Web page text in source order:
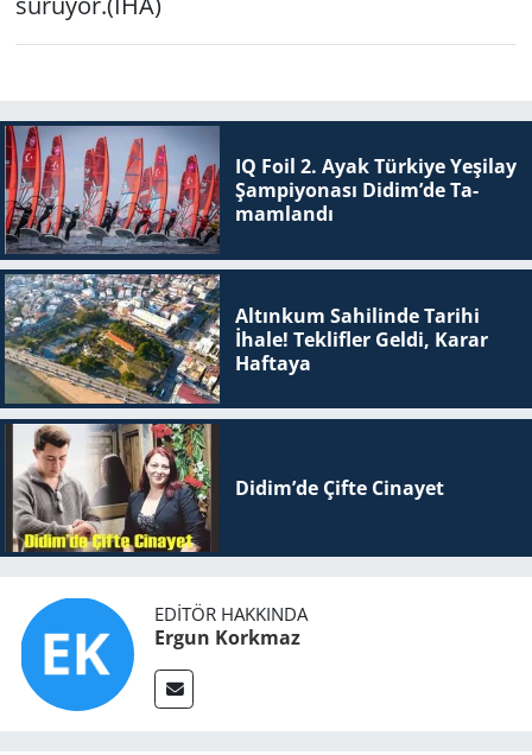
IQ Foil 2. Ayak Tür­ki­ye Ye­şi­lay
Şam­pi­yo­na­sı Didim’de Ta­
mam­lan­dı
Altınkum Sahilinde Tarihi
İhale! Teklifler Geldi, Karar
Haftaya
Didim’de Çifte Ci­na­yet
EDITÖR HAKKINDA
Ergun Korkmaz